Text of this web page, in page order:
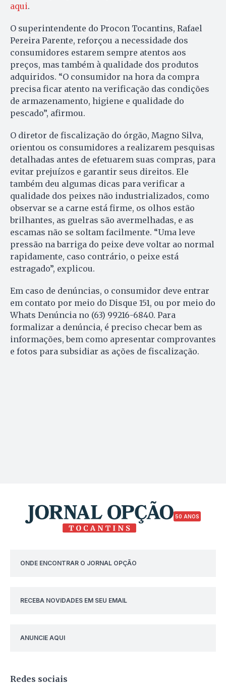
aqui.
O superintendente do Procon Tocantins, Rafael
Pereira Parente, reforçou a necessidade dos
consumidores estarem sempre atentos aos
preços, mas também à qualidade dos produtos
adquiridos. “O consumidor na hora da compra
precisa ficar atento na verificação das condições
de armazenamento, higiene e qualidade do
pescado”, afirmou.
O diretor de fiscalização do órgão, Magno Silva,
orientou os consumidores a realizarem pesquisas
detalhadas antes de efetuarem suas compras, para
evitar prejuízos e garantir seus direitos. Ele
também deu algumas dicas para verificar a
qualidade dos peixes não industrializados, como
observar se a carne está firme, os olhos estão
brilhantes, as guelras são avermelhadas, e as
escamas não se soltam facilmente. “Uma leve
pressão na barriga do peixe deve voltar ao normal
rapidamente, caso contrário, o peixe está
estragado”, explicou.
Em caso de denúncias, o consumidor deve entrar
em contato por meio do Disque 151, ou por meio do
Whats Denúncia no (63) 99216-6840. Para
formalizar a denúncia, é preciso checar bem as
informações, bem como apresentar comprovantes
e fotos para subsidiar as ações de fiscalização.
50 ANOS
ONDE ENCONTRAR O JORNAL OPÇÃO
RECEBA NOVIDADES EM SEU EMAIL
ANUNCIE AQUI
Redes sociais